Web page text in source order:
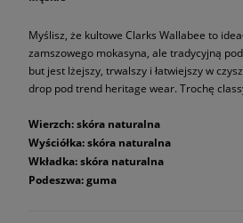
Myślisz, że kultowe Clarks Wallabee to
zamszowego mokasyna, ale tradycyjną
but jest lżejszy, trwalszy i łatwiejszy w
drop pod trend heritage wear. Trochę
Wierzch: skóra naturalna
Wyściółka: skóra naturalna
Wkładka: skóra naturalna
Podeszwa: guma